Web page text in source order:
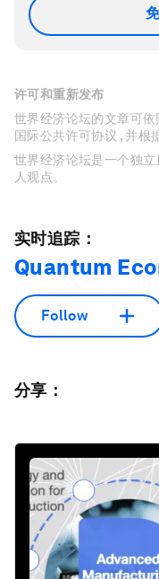
许可和重新发布
世界经济论坛的文章可
国际公共许可协议 , 并根
世界经济论坛是一个独
人观点。
实时追踪：
Quantum
Follow
分享：